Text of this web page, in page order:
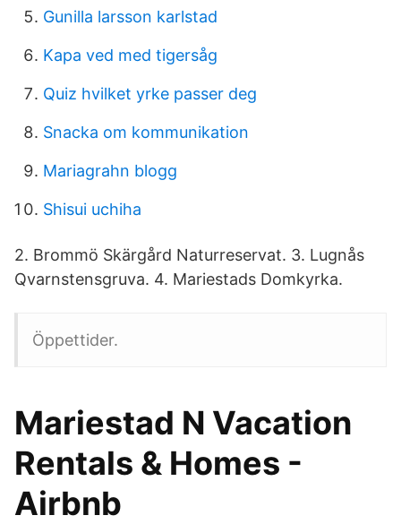
Gunilla larsson karlstad
Kapa ved med tigersåg
Quiz hvilket yrke passer deg
Snacka om kommunikation
Mariagrahn blogg
Shisui uchiha
2. Brommö Skärgård Naturreservat. 3. Lugnås
Qvarnstensgruva. 4. Mariestads Domkyrka.
Öppettider.
Mariestad N Vacation
Rentals & Homes -
Airbnb